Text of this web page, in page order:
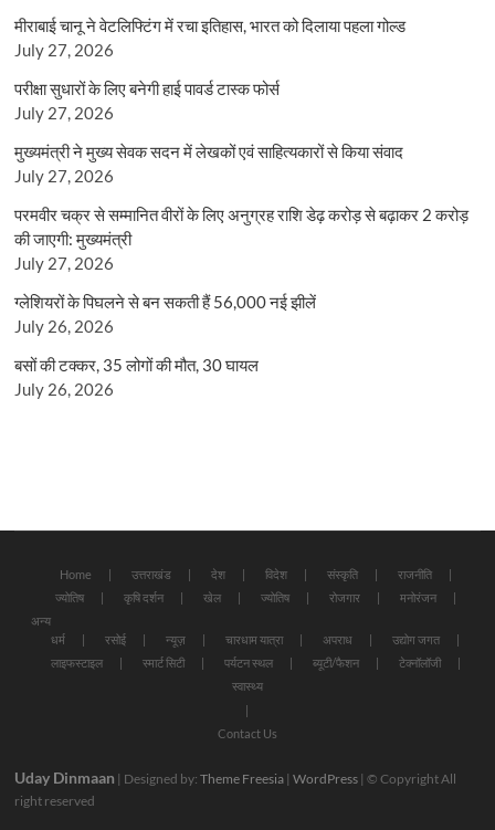
मीराबाई चानू ने वेटलिफ्टिंग में रचा इतिहास, भारत को दिलाया पहला गोल्ड
July 27, 2026
परीक्षा सुधारों के लिए बनेगी हाई पावर्ड टास्क फोर्स
July 27, 2026
मुख्यमंत्री ने मुख्य सेवक सदन में लेखकों एवं साहित्यकारों से किया संवाद
July 27, 2026
परमवीर चक्र से सम्मानित वीरों के लिए अनुग्रह राशि डेढ़ करोड़ से बढ़ाकर 2 करोड़
की जाएगी: मुख्यमंत्री
July 27, 2026
ग्लेशियरों के पिघलने से बन सकती हैं 56,000 नई झीलें
July 26, 2026
बसों की टक्कर, 35 लोगों की मौत, 30 घायल
July 26, 2026
Home उत्तराखंड देश विदेश संस्कृति
राजनीति
ज्योतिष
कृषि दर्शन खेल ज्योतिष रोजगार
मनोरंजन
अन्य
धर्म
रसोई न्यूज़ चारधाम यात्रा अपराध
उद्योग जगत
लाइफस्टाइल
स्मार्ट सिटी पर्यटन स्थल ब्यूटी/फैशन
टेक्नॉलॉजी
स्वास्थ्य
Contact Us
Uday Dinmaan | Designed by:Theme Freesia |WordPress | © Copyright All
right reserved